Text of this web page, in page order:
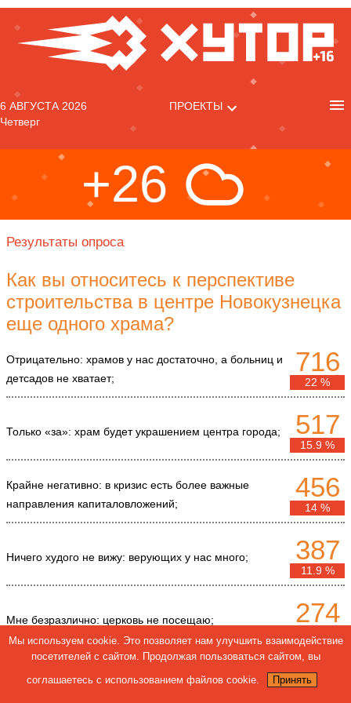
6 АВГУСТА 2026
Четверг
ПРОЕКТЫ
+26
Результаты опроса
Как вы относитесь к перспективе
строительства в центре Новокузнецка
еще одного храма?
Отрицательно: храмов у нас достаточно, а больниц и
детсадов не хватает;
716
22 %
Только «за»: храм будет украшением центра города; 517
15.9 %
Крайне негативно: в кризис есть более важные
направления капиталовложений;
456
14 %
Ничего худого не вижу: верующих у нас много; 387
11.9 %
Мне безразлично: церковь не посещаю; 274
Положительно: сегодня как никогда людям нужны
271
Мы используем cookie. Это позволяет нам улучшить взаимодействие
посетителей с сайтом. Продолжая пользоваться сайтом, вы
соглашаетесь с использованием файлов cookie.
Принять